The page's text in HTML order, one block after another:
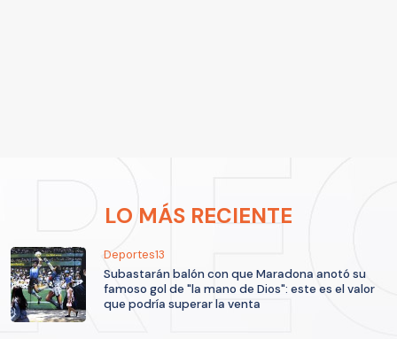
LO MÁS RECIENTE
Deportes13
Subastarán balón con que Maradona anotó su
famoso gol de "la mano de Dios": este es el valor
que podría superar la venta